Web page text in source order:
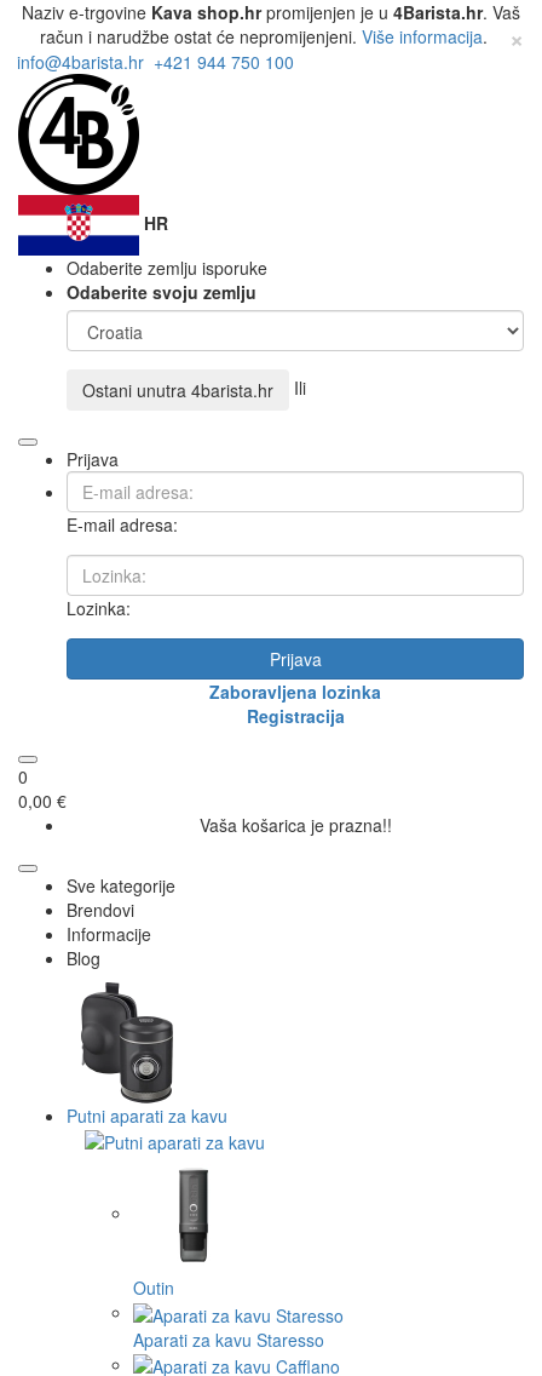
Naziv e-trgovine Kava shop.hrpromijenjen je u 4Barista.hr. Vaš
račun i narudžbe ostat će nepromijenjeni. Više informacija. ×
info@4barista.hr +421 944 750 100
HR
Odaberite zemlju isporuke
Odaberite svoju zemlju
Ostani unutra 4barista.hr Ili
Prijava
E-mail adresa:
Lozinka:
Prijava
Zaboravljena lozinka
Registracija
0
0,00 €
Vaša košarica je prazna!!
Sve kategorije
Brendovi
Informacije
Blog
Putni aparati za kavu
Outin
Aparati za kavu Staresso